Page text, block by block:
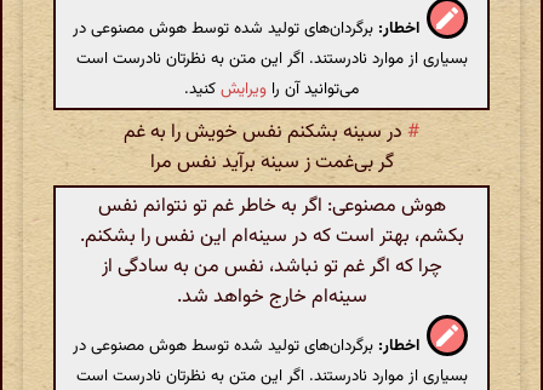
اخطار: برگردان‌های تولید شده توسط هوش مصنوعی در
بسیاری از موارد نادرستند. اگر این متن به نظرتان نادرست است
می‌توانید آن را ویرایشکنید.
# در سینه بشکنم نفس خویش را به غم
گر بی‌غمت ز سینه برآید نفس مرا
هوش مصنوعی: اگر به خاطر غم تو نتوانم نفس
بکشم، بهتر است که در سینه‌ام این نفس را بشکنم.
چرا که اگر غم تو نباشد، نفس من به سادگی از
سینه‌ام خارج خواهد شد.
اخطار: برگردان‌های تولید شده توسط هوش مصنوعی در
بسیاری از موارد نادرستند. اگر این متن به نظرتان نادرست است